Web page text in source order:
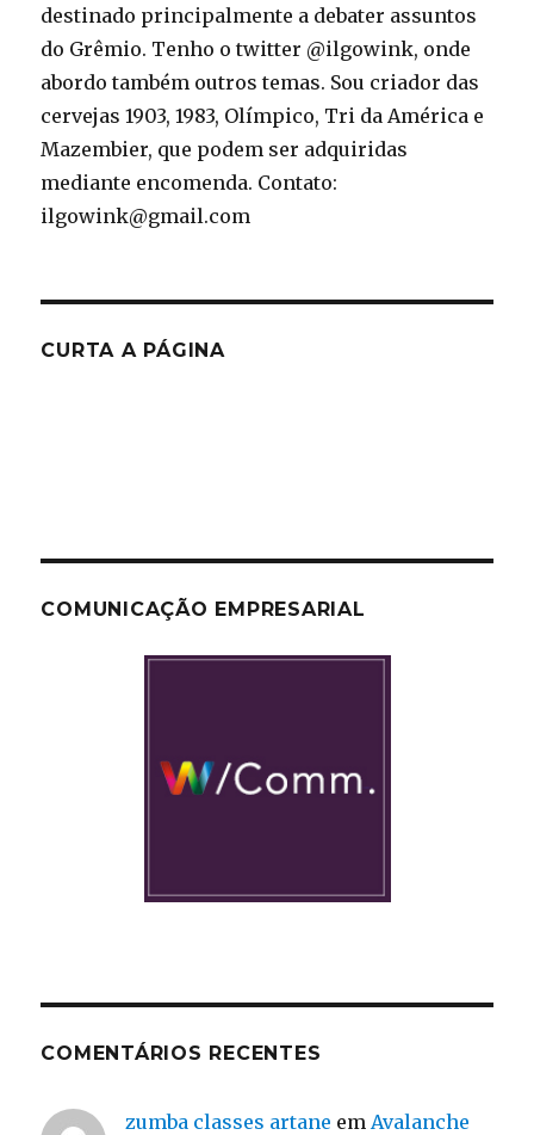
destinado principalmente a debater assuntos
do Grêmio. Tenho o twitter @ilgowink, onde
abordo também outros temas. Sou criador das
cervejas 1903, 1983, Olímpico, Tri da América e
Mazembier, que podem ser adquiridas
mediante encomenda. Contato:
ilgowink@gmail.com
CURTA A PÁGINA
COMUNICAÇÃO EMPRESARIAL
COMENTÁRIOS RECENTES
zumba classes artane em Avalanche